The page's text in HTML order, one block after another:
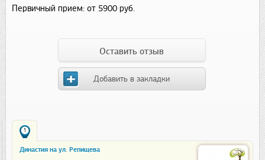
Первичный прием: от 5900 руб.
Оставить отзыв
Добавить в закладки
1
Династия на ул. Репищева